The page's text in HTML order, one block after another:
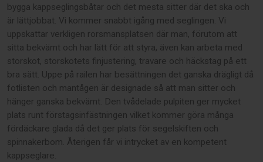
bygga kappseglingsbåtar och det mesta sitter där det ska och
är lättjobbat. Vi kommer snabbt igång med seglingen. Vi
uppskattar verkligen rorsmansplatsen där man, förutom att
sitta bekvämt och har lätt för att styra, även kan arbeta med
storskot, storskotets finjustering, travare och häckstag på ett
bra sätt. Uppe på railen har besättningen det ganska drägligt då
fotlisten och mantågen är designade så att man sitter och
hänger ganska bekvämt. Den tvådelade pulpiten ger mycket
plats runt förstagsinfästningen vilket kommer göra många
fördäckare glada då det ger plats för segelskiften och
spinnakerbom. Återigen får vi intrycket av en kompetent
kappseglare.